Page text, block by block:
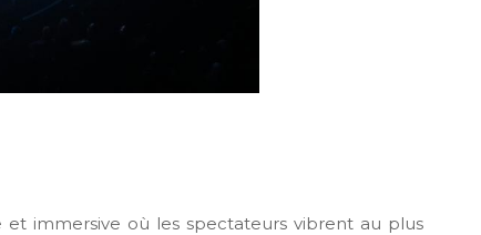
immersive où les spectateurs vibrent au plus